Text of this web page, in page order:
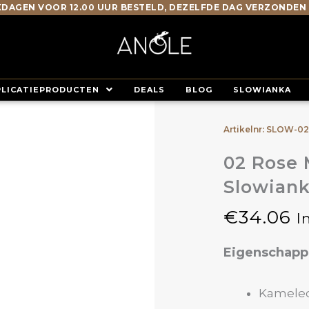
VOOR 12.00 UUR BESTELD, DEZELFDE DAG VERZONDEN
DEALS BLOG SLOWIANKA
Artikelnr: SLOW-
02 Rose
€34.06